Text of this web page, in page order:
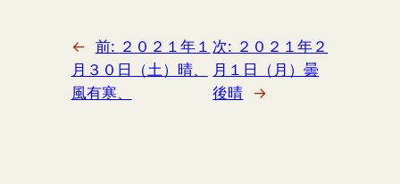
← 前: ２０２１年１
月３０日（土）晴、
風有寒、
次: ２０２１年２
月１日（月）曇
後晴
→